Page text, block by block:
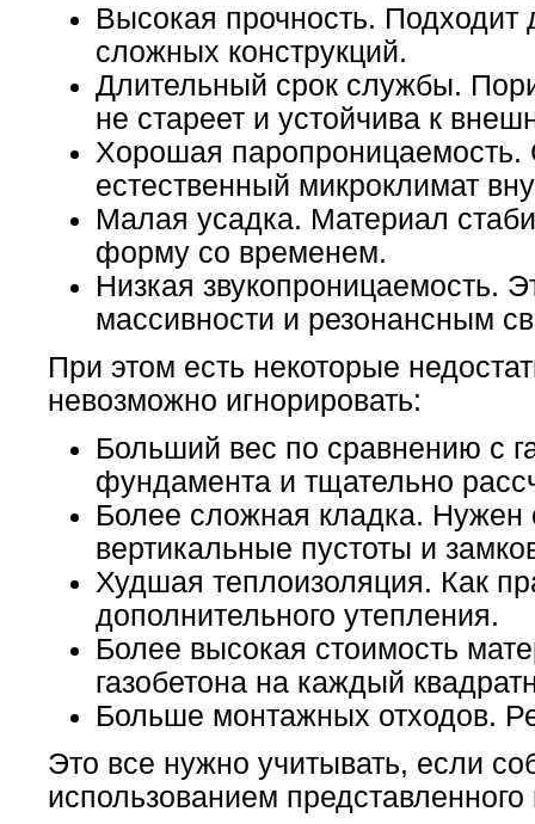
Высокая прочность. Подходит
сложных конструкций.
Длительный срок службы.
не стареет и устойчива к
Хорошая
естественный микроклимат
Малая усадка. Материал
форму со временем.
Низкая звукопроницаемость.
массивности и резонансным
При этом есть некоторые
невозможно игнорировать:
Больший вес по сравнению с
фундамента и тщательно
Более сложная кладка. Нужен
вертикальные пустоты и
Худшая теплоизоляция. Как
дополнительного утепления.
Более высокая стоимость
газобетона на каждый
Больше монтажных отходов.
Это все нужно учитывать, если
использованием